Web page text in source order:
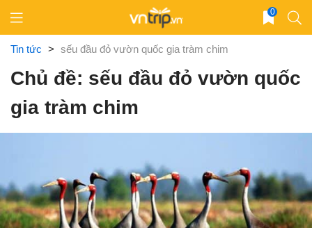
content
0
Tin tức > sếu đầu đỏ vườn quốc gia tràm chim
Chủ đề: sếu đầu đỏ vườn quốc
gia tràm chim